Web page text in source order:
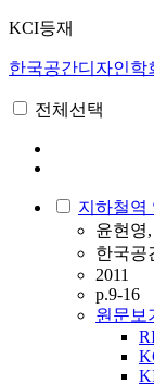
KCI등재
한국공간디자인학
전체선택
지하철역
윤현영
한국공
2011
p.9-16
원문보